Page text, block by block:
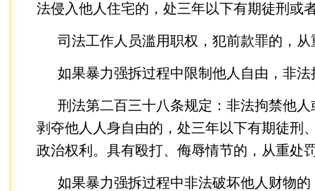
法侵入他人住宅的，处三年以下有期徒刑或
司法工作人员滥用职权，犯前款罪的，从
如果暴力强拆过程中限制他人自由，非法
刑法第二百三十八条规定：非法拘禁他人
剥夺他人人身自由的，处三年以下有期徒刑
政治权利。具有殴打、侮辱情节的，从重处
如果暴力强拆过程中非法破坏他人财物的